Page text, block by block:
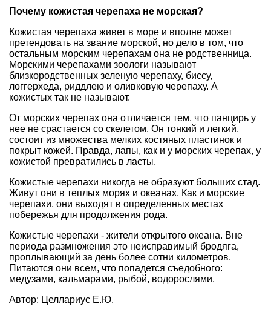
Почему кожистая черепаха не морская?
Кожистая черепаха живет в море и вполне может
претендовать на звание морской, но дело в том, что
остальным морским черепахам она не родственница.
Морскими черепахами зоологи называют
близкородственных зеленую черепаху, биссу,
логгерхеда, риддлею и оливковую черепаху. А
кожистых так не называют.
От морских черепах она отличается тем, что панцирь у
нее не срастается со скелетом. Он тонкий и легкий,
состоит из множества мелких костяных пластинок и
покрыт кожей. Правда, лапы, как и у морских черепах, у
кожистой превратились в ласты.
Кожистые черепахи никогда не образуют больших стад.
Живут они в теплых морях и океанах. Как и морские
черепахи, они выходят в определенных местах
побережья для продолжения рода.
Кожистые черепахи - жители открытого океана. Вне
периода размножения это неисправимый бродяга,
проплывающий за день более сотни километров.
Питаются они всем, что попадется съедобного:
медузами, кальмарами, рыбой, водорослями.
Автор: Целлариус Е.Ю.